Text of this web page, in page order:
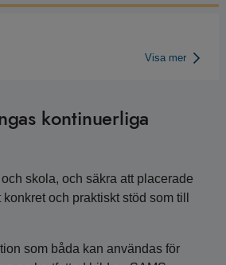
Visa mer
kontinuerliga
skola, och säkra att placerade
och praktiskt stöd som till
som båda kan användas för